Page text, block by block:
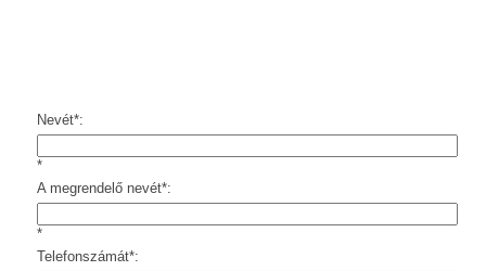
Nevét*:
*
A megrendelő nevét*:
*
Telefonszámát*: